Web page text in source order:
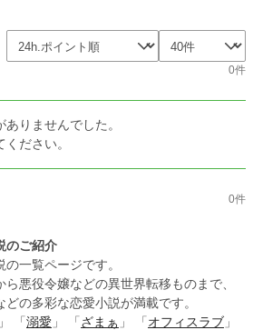
0件
りませんでした。
ださい。
0件
のご紹介
一覧ページです。
悪役令嬢などの異世界転移ものまで、
の多彩な恋愛小説が満載です。
」 「 溺愛 」 「 ざまぁ 」 「 オフィスラブ 」